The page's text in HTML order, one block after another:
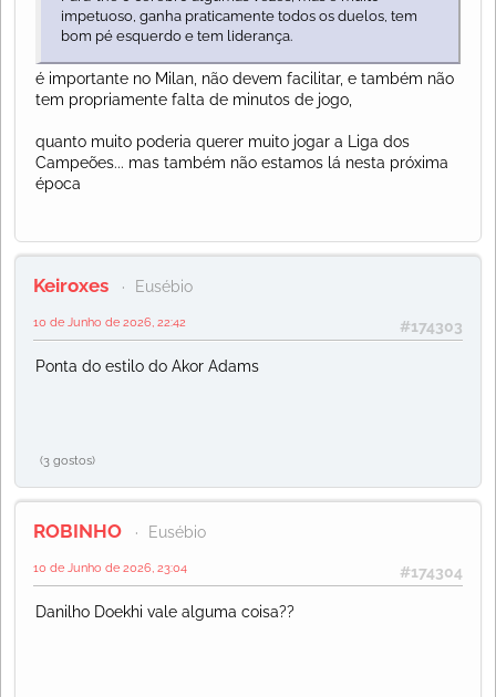
impetuoso, ganha praticamente todos os duelos, tem
bom pé esquerdo e tem liderança.
é importante no Milan, não devem facilitar, e também não
tem propriamente falta de minutos de jogo,
quanto muito poderia querer muito jogar a Liga dos
Campeões... mas também não estamos lá nesta próxima
época
Keiroxes Eusébio
#174303
10 de Junho de 2026, 22:42
Ponta do estilo do Akor Adams
(3 gostos)
ROBINHO Eusébio
#174304
10 de Junho de 2026, 23:04
Danilho Doekhi vale alguma coisa??